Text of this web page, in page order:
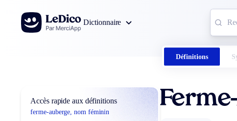
Aller au contenu
Dictionnaire
Définitions
Accès rapide aux définitions
ferme-auberge, nom féminin